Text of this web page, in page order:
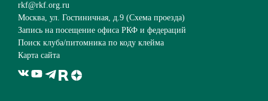
rkf@rkf.org.ru
Москва, ул. Гостиничная, д.9 (Схема проезда)
Запись на посещение офиса РКФ и федераций
Поиск клуба/питомника по коду клейма
Карта сайта